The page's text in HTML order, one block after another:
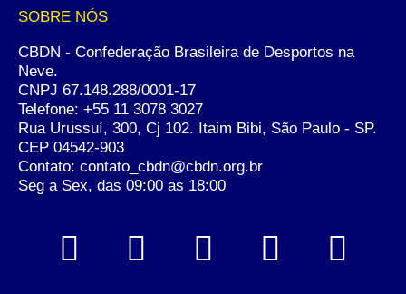
SOBRE NÓS
CBDN - Confederação Brasileira de Desportos na
Neve.
CNPJ 67.148.288/0001-17
Telefone: +55 11 3078 3027
Rua Urussuí, 300, Cj 102. Itaim Bibi, São Paulo - SP.
CEP 04542-903
Contato: contato_cbdn@cbdn.org.br
Seg a Sex, das 09:00 as 18:00